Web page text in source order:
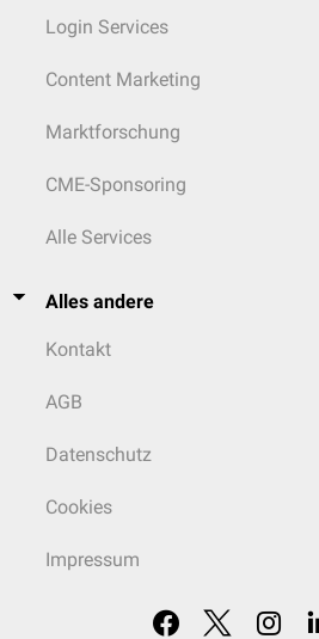
Login Services
Content Marketing
Marktforschung
CME-Sponsoring
Alle Services
Alles andere
Kontakt
AGB
Datenschutz
Cookies
Impressum